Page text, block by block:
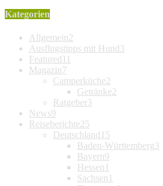
Kategorien
Allgemein2
Ausflugstipps mit Hund3
Featured 11
Magazin7
Camperküche2
Getränke2
Ratgeber3
News9
Reiseberichte25
Deutschland 15
Baden-Württemberg3
Bayern9
Hessen 1
Sachsen 1